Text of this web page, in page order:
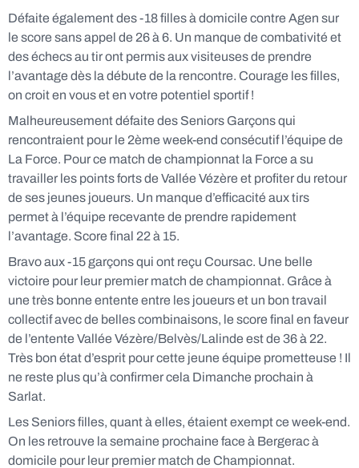
Défaite également des -18 filles à domicile contre Agen sur
le score sans appel de 26 à 6. Un manque de combativité et
des échecs au tir ont permis aux visiteuses de prendre
l’avantage dès la débute de la rencontre. Courage les filles,
on croit en vous et en votre potentiel sportif !
Malheureusement défaite des Seniors Garçons qui
rencontraient pour le 2ème week-end consécutif l’équipe de
La Force. Pour ce match de championnat la Force a su
travailler les points forts de Vallée Vézère et profiter du retour
de ses jeunes joueurs. Un manque d’efficacité aux tirs
permet à l’équipe recevante de prendre rapidement
l’avantage. Score final 22 à 15.
Bravo aux -15 garçons qui ont reçu Coursac. Une belle
victoire pour leur premier match de championnat. Grâce à
une très bonne entente entre les joueurs et un bon travail
collectif avec de belles combinaisons, le score final en faveur
de l’entente Vallée Vézère/Belvès/Lalinde est de 36 à 22.
Très bon état d’esprit pour cette jeune équipe prometteuse ! Il
ne reste plus qu’à confirmer cela Dimanche prochain à
Sarlat.
Les Seniors filles, quant à elles, étaient exempt ce week-end.
On les retrouve la semaine prochaine face à Bergerac à
domicile pour leur premier match de Championnat.